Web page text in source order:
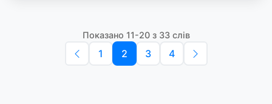
Показано 11-20 з 33 слів
1 2 3 4